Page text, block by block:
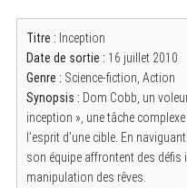
Titre : Inception
Date de sortie : 16 juillet 2010
Genre : Science-fiction, Action
Synopsis : Dom Cobb, un
inception », une tâche
l’esprit d’une cible. En
son équipe affrontent des défis
manipulation des rêves.